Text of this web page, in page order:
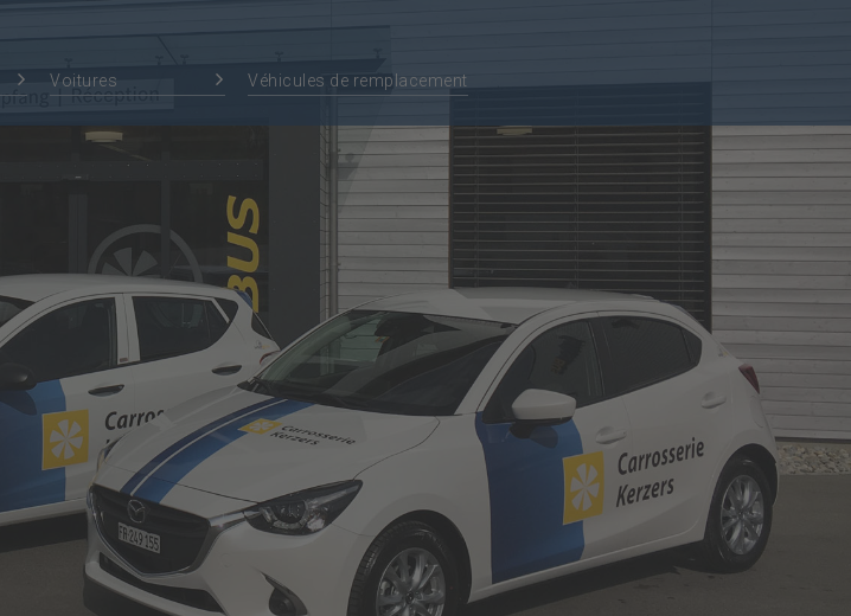
Voitures Véhicules de remplacement